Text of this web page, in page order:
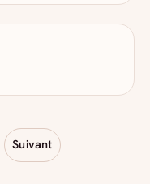
Suivant